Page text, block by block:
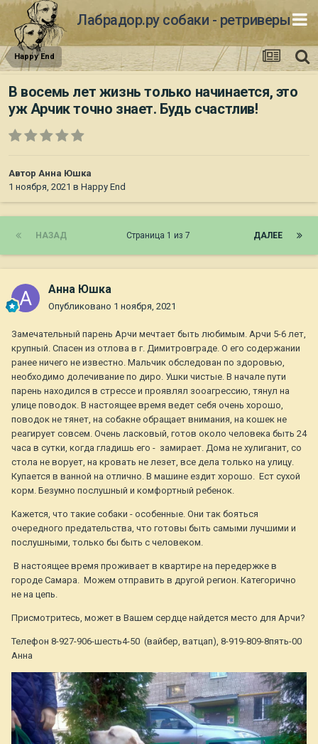
Лабрадор.ру собаки - ретриверы
Happy End
В восемь лет жизнь только начинается, это
уж Арчик точно знает. Будь счастлив!
Автор Анна Юшка
1 ноября, 2021 в Happy End
НАЗАД ДАЛЕЕ
Страница 1 из 7
Анна Юшка
Опубликовано 1 ноября, 2021
Замечательный парень Арчи мечтает быть любимым. Арчи 5-6 лет,
крупный. Спасен из отлова в г. Димитровграде. О его содержании
ранее ничего не известно. Мальчик обследован по здоровью,
необходимо долечивание по диро. Ушки чистые. В начале пути
парень находился в стрессе и проявлял зооагрессию, тянул на
улице поводок. В настоящее время ведет себя очень хорошо,
поводок не тянет, на собакне обращает внимания, на кошек не
реагирует совсем. Очень ласковый, готов около человека быть 24
часа в сутки, когда гладишь его - замирает. Дома не хулиганит, со
стола не ворует, на кровать не лезет, все дела только на улицу.
Купается в ванной на отлично. В машине ездит хорошо. Ест сухой
корм. Безумно послушный и комфортный ребенок.
Кажется, что такие собаки - особенные. Они так бояться
очередного предательства, что готовы быть самыми лучшими и
послушными, только бы быть с человеком.
В настоящее время проживает в квартире на передержке в
городе Самара. Можем отправить в другой регион. Категорично
не на цепь.
Присмотритесь, может в Вашем сердце найдется место для Арчи?
Телефон 8-927-906-шесть4-50 (вайбер, ватцап), 8-919-809-8пять-00
Анна